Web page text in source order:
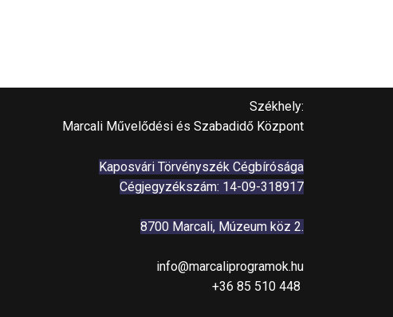
Székhely:
Marcali Művelődési és Szabadidő Központ
Kaposvári Törvényszék Cégbírósága
Cégjegyzékszám: 14-09-318917
8700 Marcali, Múzeum köz 2.
info@marcaliprogramok.hu
+36 85 510 448